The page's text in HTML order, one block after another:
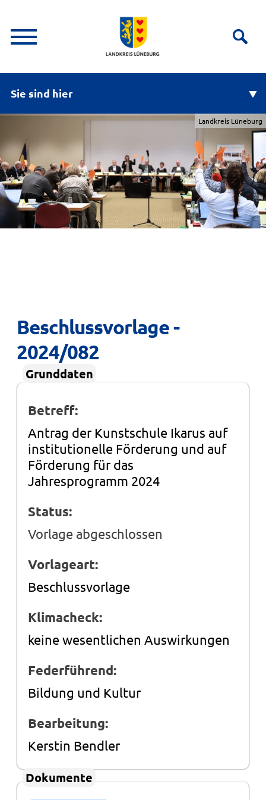
Sie sind hier
Landkreis Lüneburg
Beschlussvorlage -
2024/082
Grunddaten
Betreff:
Antrag der Kunstschule Ikarus auf
institutionelle Förderung und auf
Förderung für das
Jahresprogramm 2024
Status:
Vorlage abgeschlossen
Vorlageart:
Beschlussvorlage
Klimacheck:
keine wesentlichen Auswirkungen
Federführend:
Bildung und Kultur
Bearbeitung:
Kerstin Bendler
Dokumente